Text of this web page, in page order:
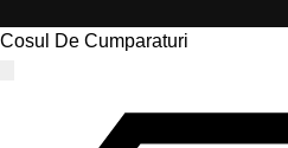
Cosul De Cumparaturi